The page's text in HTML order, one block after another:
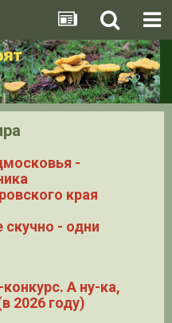
-
края
скучно - одни
А ну-ка,
2026 году)